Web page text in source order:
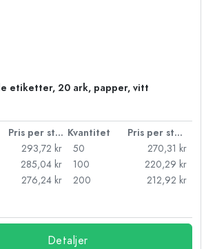
etiketter, 20 ark, papper, vitt
Pris per styck Kvantitet
Pris per styck
293,72 kr
285,04 kr
276,24 kr
50
270,31 kr
100
220,29 kr
200
212,92 kr
Detaljer